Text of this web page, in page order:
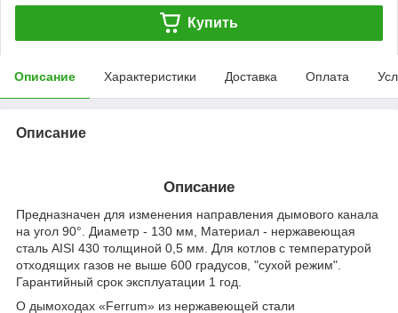
Купить
Описание Характеристики Доставка Оплата
Описание
Описание
Предназначен для изменения направления дымового канала
на угол 90°. Диаметр - 130 мм, Материал - нержавеющая
сталь AISI 430 толщиной 0,5 мм. Для котлов с температурой
отходящих газов не выше 600 градусов, "сухой режим".
Гарантийный срок эксплуатации 1 год.
О дымоходах «Ferrum» из нержавеющей стали